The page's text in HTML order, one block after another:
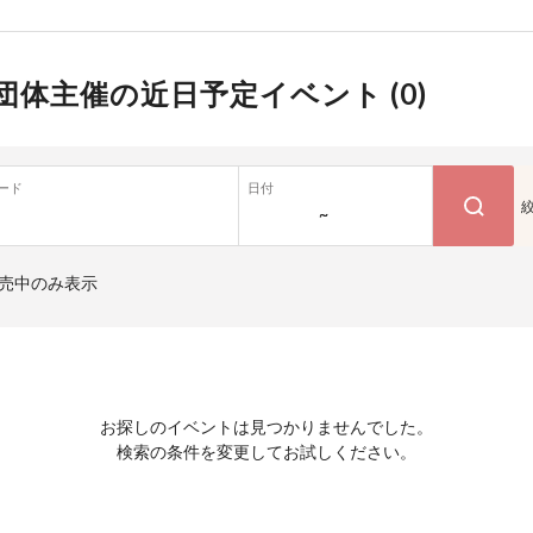
体主催の近日予定イベント (0)
ド 日付
~
中のみ表示
お探しのイベントは見つかりませんでした。
検索の条件を変更してお試しください。